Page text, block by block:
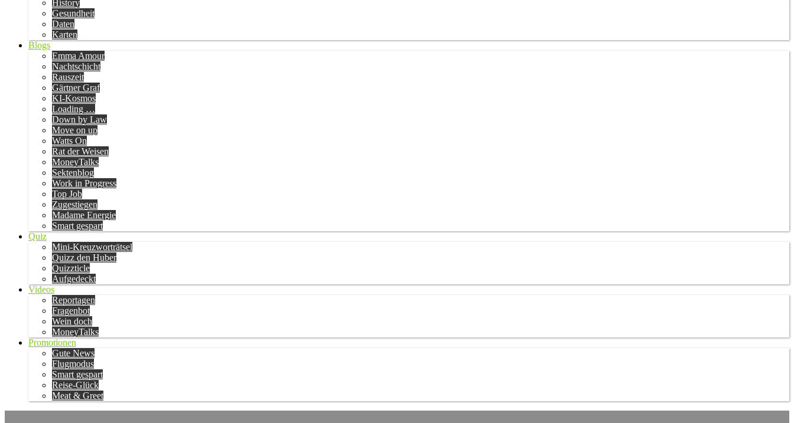
History
Gesundheit
Daten
Karten
Blogs
Emma Amour
Nachtschicht
Rauszeit
Gärtner Graf
KI-Kosmos
Loading …
Down by Law
Move on up
Watts On
Rat der Weisen
MoneyTalks
Sektenblog
Work in Progress
Top Job
Zugestiegen
Madame Energie
Smart gespart
Quiz
Mini-Kreuzworträtsel
Quizz den Huber
Quizzticle
Aufgedeckt
Videos
Reportagen
Fragenbot
Wein doch
MoneyTalks
Promotionen
Gute News
Flugmodus
Smart gespart
Reise-Glück
Meat & Greet